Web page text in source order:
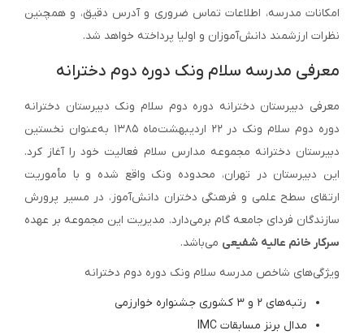
امکانات مدرسه، اطلاعات تماس ضروری و آدرس دقیق، و همچنین
نظرات ارزشمند دانش‌آموزان و اولیا پرداخته خواهد شد.
معرفی مدرسه سلام ونک دوره دوم دخترانه
معرفی دبیرستان دخترانه دوره دوم سلام ونک دبیرستان دخترانه
دوره دوم سلام ونک در ۲۲ اردیبهشت‌ماه ۱۳۸۵ به‌عنوان نخستین
دبیرستان دخترانه مجموعه مدارس سلام فعالیت خود را آغاز کرد.
این دبیرستان در تهران، محدوده ونک واقع شده و با مأموریت
ارتقای سطح علمی و فرهنگی دختران دانش‌آموز، در مسیر پرورش
سازندگان فردای جامعه گام برمی‌دارد. مدیریت این مجموعه بر عهده
سرکار خانم عالیه شفیعی می‌باشد.
ویژگی‌های شاخص مدرسه سلام ونک دوره دوم دخترانه
رتبه‌های ۲ و ۳ کشوری جشنواره خوارزمی
مدال برنز مسابقات IMC